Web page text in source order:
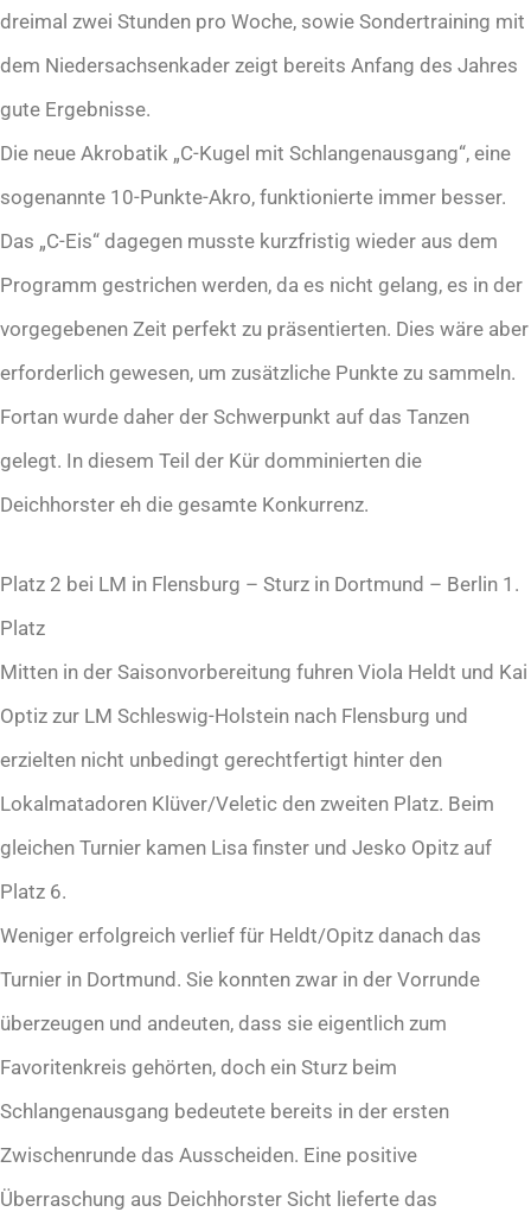
dreimal zwei Stunden pro Woche, sowie Sondertraining mit
dem Niedersachsenkader zeigt bereits Anfang des Jahres
gute Ergebnisse.
Die neue Akrobatik „C-Kugel mit Schlangenausgang“, eine
sogenannte 10-Punkte-Akro, funktionierte immer besser.
Das „C-Eis“ dagegen musste kurzfristig wieder aus dem
Programm gestrichen werden, da es nicht gelang, es in der
vorgegebenen Zeit perfekt zu präsentierten. Dies wäre aber
erforderlich gewesen, um zusätzliche Punkte zu sammeln.
Fortan wurde daher der Schwerpunkt auf das Tanzen
gelegt. In diesem Teil der Kür domminierten die
Deichhorster eh die gesamte Konkurrenz.
Platz 2 bei LM in Flensburg – Sturz in Dortmund – Berlin 1.
Platz
Mitten in der Saisonvorbereitung fuhren Viola Heldt und Kai
Optiz zur LM Schleswig-Holstein nach Flensburg und
erzielten nicht unbedingt gerechtfertigt hinter den
Lokalmatadoren Klüver/Veletic den zweiten Platz. Beim
gleichen Turnier kamen Lisa finster und Jesko Opitz auf
Platz 6.
Weniger erfolgreich verlief für Heldt/Opitz danach das
Turnier in Dortmund. Sie konnten zwar in der Vorrunde
überzeugen und andeuten, dass sie eigentlich zum
Favoritenkreis gehörten, doch ein Sturz beim
Schlangenausgang bedeutete bereits in der ersten
Zwischenrunde das Ausscheiden. Eine positive
Überraschung aus Deichhorster Sicht lieferte das